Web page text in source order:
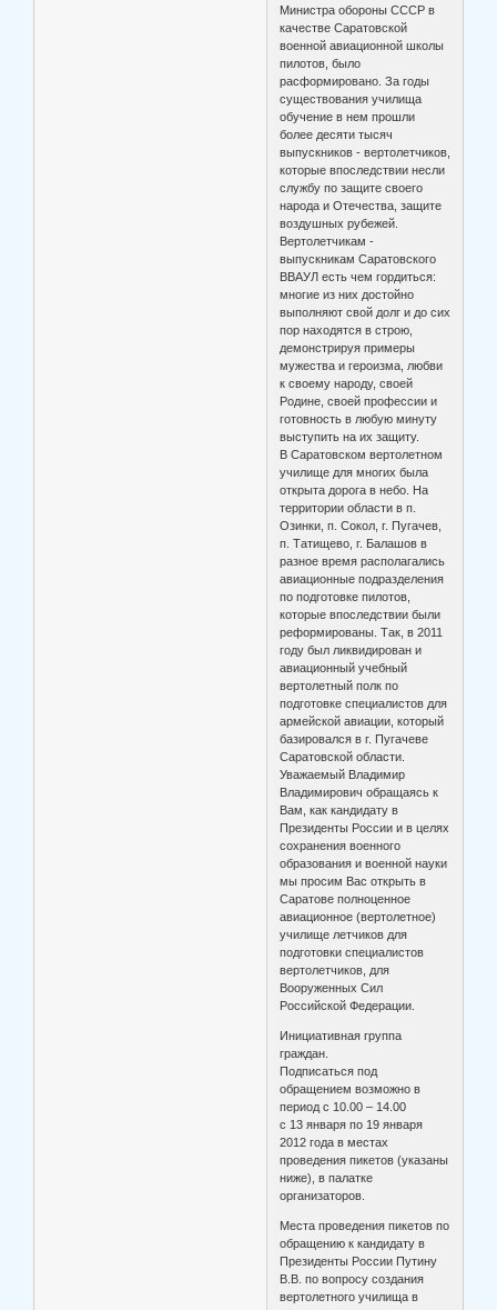
Министра обороны СССР в
качестве Саратовской
военной авиационной школы
пилотов, было
расформировано. За годы
существования училища
обучение в нем прошли
более десяти тысяч
выпускников - вертолетчиков,
которые впоследствии несли
службу по защите своего
народа и Отечества, защите
воздушных рубежей.
Вертолетчикам -
выпускникам Саратовского
ВВАУЛ есть чем гордиться:
многие из них достойно
выполняют свой долг и до сих
пор находятся в строю,
демонстрируя примеры
мужества и героизма, любви
к своему народу, своей
Родине, своей профессии и
готовность в любую минуту
выступить на их защиту.
В Саратовском вертолетном
училище для многих была
открыта дорога в небо. На
территории области в п.
Озинки, п. Сокол, г. Пугачев,
п. Татищево, г. Балашов в
разное время располагались
авиационные подразделения
по подготовке пилотов,
которые впоследствии были
реформированы. Так, в 2011
году был ликвидирован и
авиационный учебный
вертолетный полк по
подготовке специалистов для
армейской авиации, который
базировался в г. Пугачеве
Саратовской области.
Уважаемый Владимир
Владимирович обращаясь к
Вам, как кандидату в
Президенты России и в целях
сохранения военного
образования и военной науки
мы просим Вас открыть в
Саратове полноценное
авиационное (вертолетное)
училище летчиков для
подготовки специалистов
вертолетчиков, для
Вооруженных Сил
Российской Федерации.
Инициативная группа
граждан.
Подписаться под
обращением возможно в
период с 10.00 – 14.00
с 13 января по 19 января
2012 года в местах
проведения пикетов (указаны
ниже), в палатке
организаторов.
Места проведения пикетов по
обращению к кандидату в
Президенты России Путину
В.В. по вопросу создания
вертолетного училища в